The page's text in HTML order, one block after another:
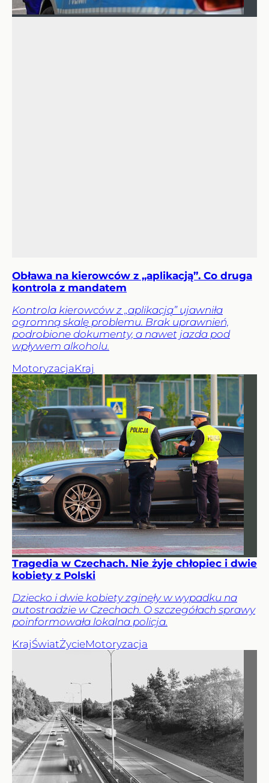
Obława na kierowców z „aplikacją”. Co druga
kontrola z mandatem
Kontrola kierowców z „aplikacją” ujawniła
ogromną skalę problemu. Brak uprawnień,
podrobione dokumenty, a nawet jazda pod
wpływem alkoholu.
MotoryzacjaKraj
Tragedia w Czechach. Nie żyje chłopiec i dwie
kobiety z Polski
Dziecko i dwie kobiety zginęły w wypadku na
autostradzie w Czechach. O szczegółach sprawy
poinformowała lokalna policja.
KrajŚwiatŻycieMotoryzacja